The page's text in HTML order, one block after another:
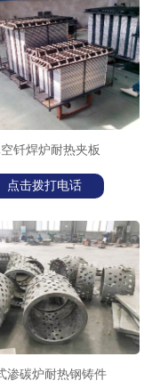
钎焊炉耐热夹板
点击拨打电话
渗碳炉耐热钢铸件